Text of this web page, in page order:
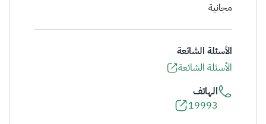
مجانية
الأسئلة الشائعة
الأسئلة الشائعة
الهاتف
19993